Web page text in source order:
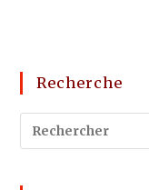
Recherche